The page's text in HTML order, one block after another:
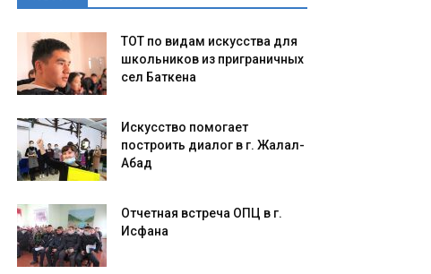
ТОТ по видам искусства для
школьников из приграничных
сел Баткена
Искусство помогает
построить диалог в г. Жалал-
Абад
Отчетная встреча ОПЦ в г.
Исфана